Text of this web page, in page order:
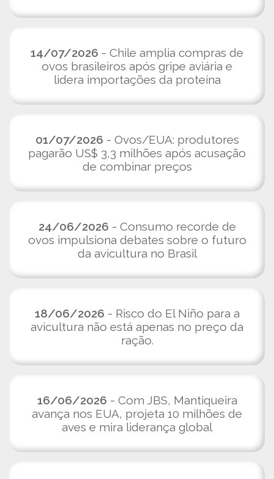
14/07/2026 - Chile amplia compras de
ovos brasileiros após gripe aviária e
lidera importações da proteína
01/07/2026 - Ovos/EUA: produtores
pagarão US$ 3,3 milhões após acusação
de combinar preços
24/06/2026 - Consumo recorde de
ovos impulsiona debates sobre o futuro
da avicultura no Brasil
18/06/2026 - Risco do El Niño para a
avicultura não está apenas no preço da
ração.
16/06/2026 - Com JBS, Mantiqueira
avança nos EUA, projeta 10 milhões de
aves e mira liderança global